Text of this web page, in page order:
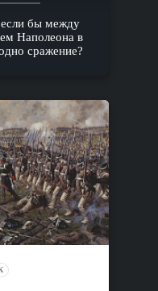
бы между
Наполеона в
сражение?